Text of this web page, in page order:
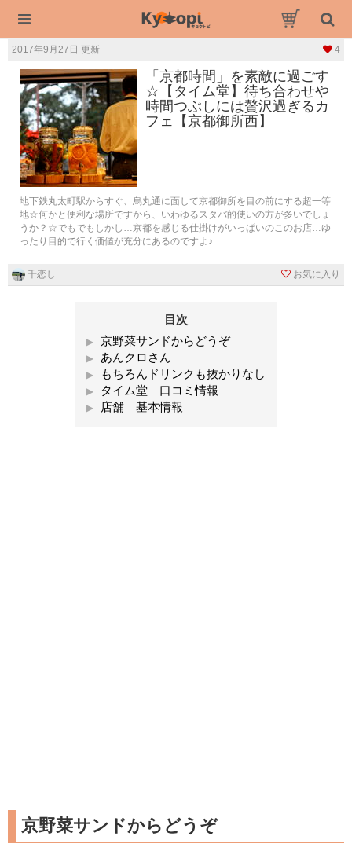
2017年9月27日 更新 4
「京都時間」を素敵に過ごす
☆【タイム堂】待ち合わせや
時間つぶしには贅沢過ぎるカ
フェ【京都御所西】
地下鉄丸太町駅からすぐ、烏丸通に面して京都御所を目の前にする超一等
地☆何かと便利な場所ですから、いわゆるスタバ的使いの方が多いでしょ
うか？☆でもでもしかし…京都を感じる仕掛けがいっぱいのこのお店…ゆ
ったり目的で行く価値が充分にあるのですよ♪
千恋し お気に入り
目次
京野菜サンドからどうぞ
あんクロさん
もちろんドリンクも抜かりなし
タイム堂 口コミ情報
店舗 基本情報
京野菜サンドからどうぞ